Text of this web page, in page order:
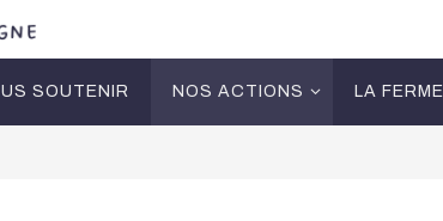
SOUTENIR NOS ACTIONS LA FERME